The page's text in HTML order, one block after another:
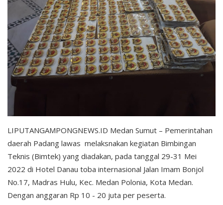
LIPUTANGAMPONGNEWS.ID Medan Sumut – Pemerintahan
daerah Padang lawas melaksnakan kegiatan Bimbingan
Teknis (Bimtek) yang diadakan, pada tanggal 29-31 Mei
2022 di Hotel Danau toba internasional Jalan Imam Bonjol
No.17, Madras Hulu, Kec. Medan Polonia, Kota Medan.
Dengan anggaran Rp 10 - 20 juta per peserta.